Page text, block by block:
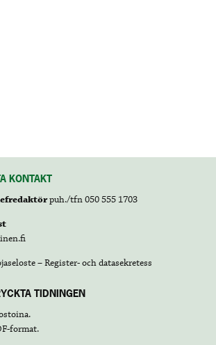
KONTAKT
puh./tfn 050 555 1703
– Register- och datasekretess
TIDNINGEN
.
format.